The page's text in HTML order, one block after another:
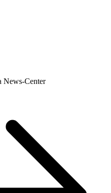
News-Center